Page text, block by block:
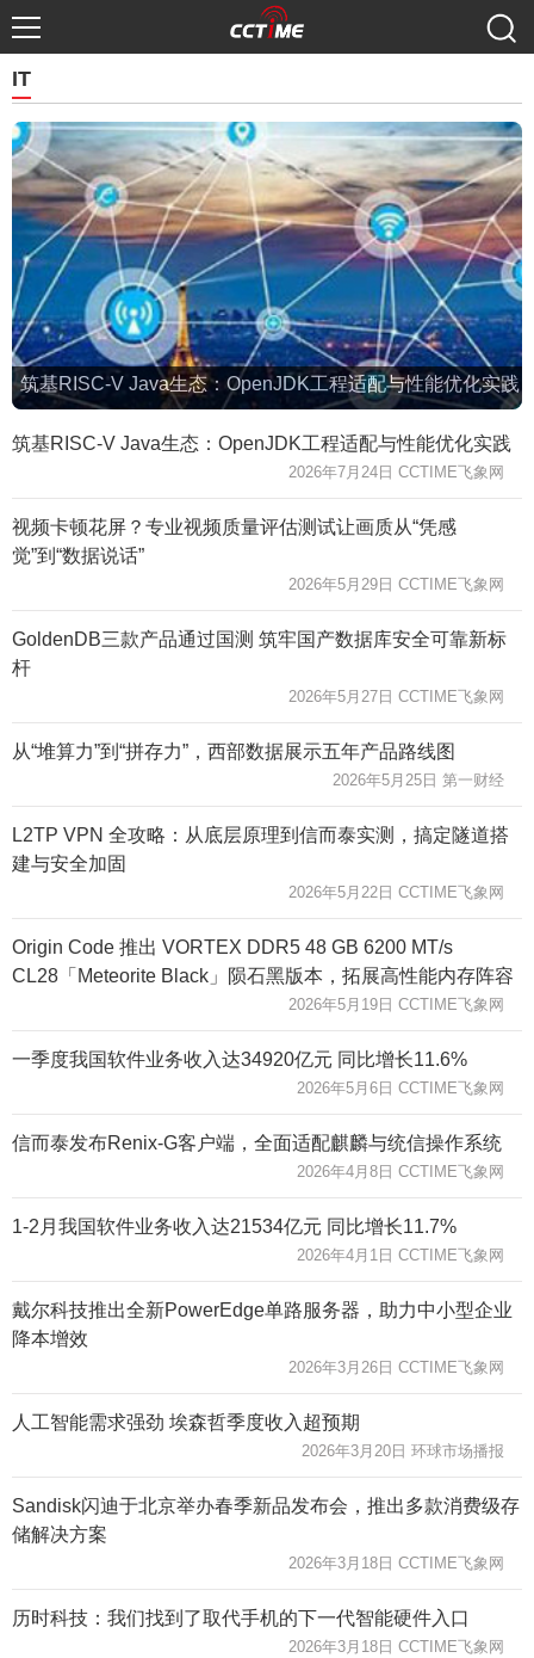
IT
筑基RISC-V Java生态：OpenJDK工程适配与性能优化实践
筑基RISC-V Java生态：OpenJDK工程适配与性能优化实践
2026年7月24日 CCTIME飞象网
视频卡顿花屏？专业视频质量评估测试让画质从“凭感
觉”到“数据说话”
2026年5月29日 CCTIME飞象网
GoldenDB三款产品通过国测 筑牢国产数据库安全可靠新标
杆
2026年5月27日 CCTIME飞象网
从“堆算力”到“拼存力”，西部数据展示五年产品路线图
2026年5月25日 第一财经
L2TP VPN 全攻略：从底层原理到信而泰实测，搞定隧道搭
建与安全加固
2026年5月22日 CCTIME飞象网
Origin Code 推出 VORTEX DDR5 48 GB 6200 MT/s
CL28「Meteorite Black」陨石黑版本，拓展高性能内存阵容
2026年5月19日 CCTIME飞象网
一季度我国软件业务收入达34920亿元 同比增长11.6%
2026年5月6日 CCTIME飞象网
信而泰发布Renix-G客户端，全面适配麒麟与统信操作系统
2026年4月8日 CCTIME飞象网
1-2月我国软件业务收入达21534亿元 同比增长11.7%
2026年4月1日 CCTIME飞象网
戴尔科技推出全新PowerEdge单路服务器，助力中小型企业
降本增效
2026年3月26日 CCTIME飞象网
人工智能需求强劲 埃森哲季度收入超预期
2026年3月20日 环球市场播报
Sandisk闪迪于北京举办春季新品发布会，推出多款消费级存
储解决方案
2026年3月18日 CCTIME飞象网
历时科技：我们找到了取代手机的下一代智能硬件入口
2026年3月18日 CCTIME飞象网